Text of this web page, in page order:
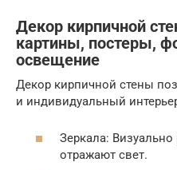
Декор кирпичной
картины, постеры,
освещение
Декор кирпичной стены
и индивидуальный
Зеркала:
отражают свет.